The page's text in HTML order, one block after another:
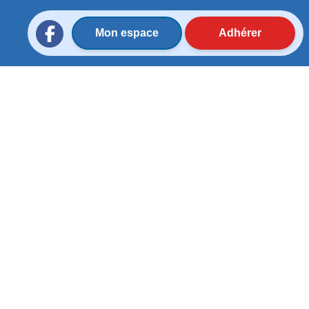
Mon espace Adhérer